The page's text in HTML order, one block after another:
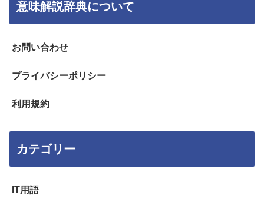
意味解説辞典について
お問い合わせ
プライバシーポリシー
利用規約
カテゴリー
IT用語